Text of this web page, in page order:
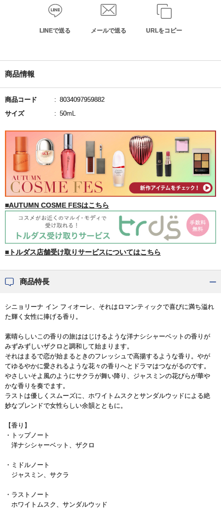
LINEで送る メールで送る URLをコピー
商品情報
商品コード
8034097959882
サイズ
50mL
■AUTUMN COSME FESはこちら
■トルダス店舗受け取りサービスについてはこちら
商品特長
シニョリーナ イン フィオーレ、それはロマンティックで喜びに満ち溢れ
た輝く女性に捧げる香り。
素晴らしいこの香りの旅ははじけるような洋ナシシャーベットの香りが
みずみずしいザクロと調和して始まります。
それはまるで恋が始まるときのフレッシュで高揚するような香り。やが
てゆるやかに愛されるような花々の香りへとドラマはつながるのです。
やさしいそよ風のようにサクラが舞い降り、ジャスミンの花びらが華や
かな香りを奏でます。
ラストは優しくスムーズに、ホワイトムスクとサンダルウッドによる絶
妙なブレンドで女性らしい余韻とともに。
【香り】
・トップノート
洋ナシシャーベット、ザクロ
・ミドルノート
ジャスミン、サクラ
・ラストノート
ホワイトムスク、サンダルウッド